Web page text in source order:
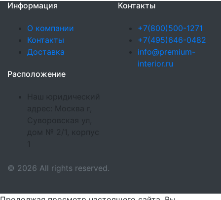
Информация
О компании
Контакты
Доставка
Контакты
+7(800)500-1271
+7(495)646-0482
info@premium-
interior.ru
Расположение
Наш юридический
адрес: Москва г,
Суворовская ул,
дом № 2/1, корпус
© 2026 All rights reserved.